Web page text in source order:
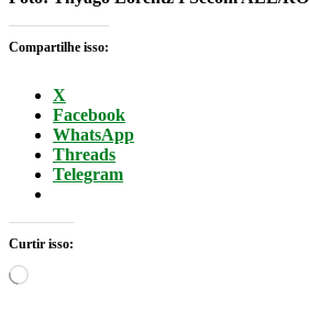
Compartilhe isso:
X
Facebook
WhatsApp
Threads
Telegram
Curtir isso: